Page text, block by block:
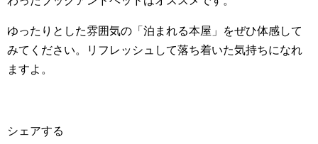
ゆったりとした雰囲気の「泊まれる本屋」をぜひ体感して
みてください。リフレッシュして落ち着いた気持ちになれ
ますよ。
シェアする